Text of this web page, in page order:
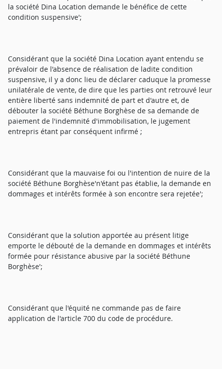
la société Dina Location demande le bénéfice de cette
condition suspensive';
Considérant que la société Dina Location ayant entendu se
prévaloir de l'absence de réalisation de ladite condition
suspensive, il y a donc lieu de déclarer caduque la promesse
unilatérale de vente, de dire que les parties ont retrouvé leur
entière liberté sans indemnité de part et d'autre et, de
débouter la société Béthune Borghèse de sa demande de
paiement de l'indemnité d'immobilisation, le jugement
entrepris étant par conséquent infirmé ;
Considérant que la mauvaise foi ou l'intention de nuire de la
société Béthune Borghèse'n'étant pas établie, la demande en
dommages et intérêts formée à son encontre sera rejetée';
Considérant que la solution apportée au présent litige
emporte le débouté de la demande en dommages et intérêts
formée pour résistance abusive par la société Béthune
Borghèse';
Considérant que l'équité ne commande pas de faire
application de l'article 700 du code de procédure.